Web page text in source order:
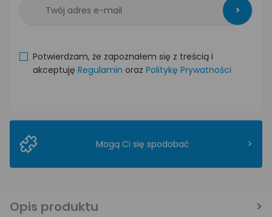
>
Potwierdzam, że zapoznałem się z treścią i
akceptuję Regulamin oraz Politykę Prywatności
Mogą Ci się spodobać >
Opis produktu